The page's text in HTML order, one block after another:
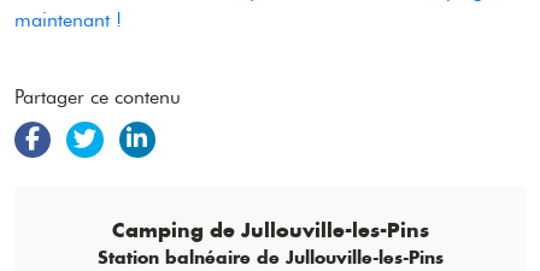
maintenant !
Partager ce contenu
Camping de Jullouville-les-Pins
Station balnéaire de Jullouville-les-Pins